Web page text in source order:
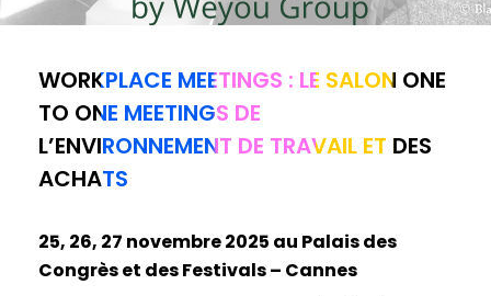
WORKPLACE MEETINGS : LE SALON ONE
TO ONE MEETINGS DE
L’ENVIRONNEMENT DE TRAVAIL ET DES
ACHATS
25, 26, 27 novembre 2025 au Palais des
Congrès et des Festivals – Cannes